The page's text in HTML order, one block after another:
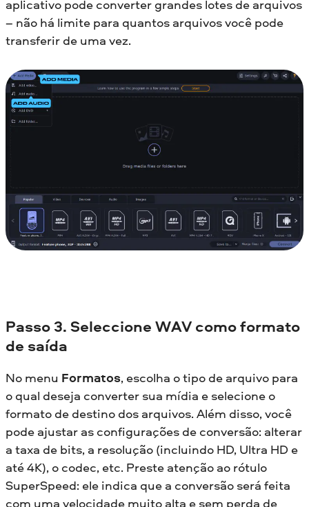
aplicativo pode converter grandes lotes de arquivos
– não há limite para quantos arquivos você pode
transferir de uma vez.
Passo 3. Seleccione WAV como formato
de saída
No menu Formatos, escolha o tipo de arquivo para
o qual deseja converter sua mídia e selecione o
formato de destino dos arquivos. Além disso, você
pode ajustar as configurações de conversão: alterar
a taxa de bits, a resolução (incluindo HD, Ultra HD e
até 4K), o codec, etc. Preste atenção ao rótulo
SuperSpeed: ele indica que a conversão será feita
com uma velocidade muito alta e sem perda de